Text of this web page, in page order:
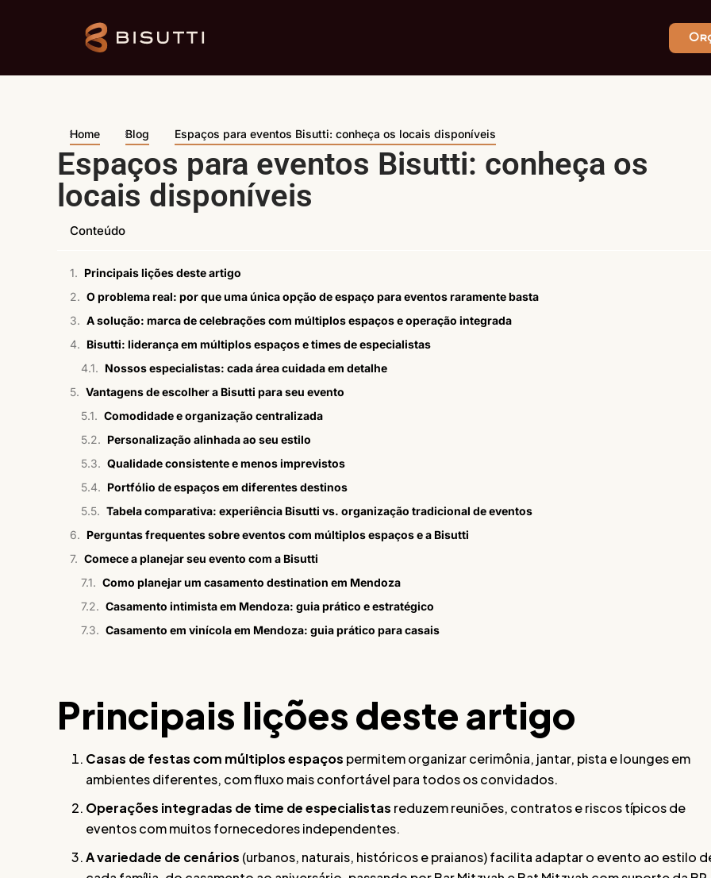
Home Blog Espaços para eventos Bisutti: conheça os locais disponíveis
Espaços para eventos Bisutti: conheça os
locais disponíveis
Conteúdo
Principais lições deste artigo
O problema real: por que uma única opção de espaço para eventos raramente basta
A solução: marca de celebrações com múltiplos espaços e operação integrada
Bisutti: liderança em múltiplos espaços e times de especialistas
Nossos especialistas: cada área cuidada em detalhe
Vantagens de escolher a Bisutti para seu evento
Comodidade e organização centralizada
Personalização alinhada ao seu estilo
Qualidade consistente e menos imprevistos
Portfólio de espaços em diferentes destinos
Tabela comparativa: experiência Bisutti vs. organização tradicional de eventos
Perguntas frequentes sobre eventos com múltiplos espaços e a Bisutti
Comece a planejar seu evento com a Bisutti
Como planejar um casamento destination em Mendoza
Casamento intimista em Mendoza: guia prático e estratégico
Casamento em vinícola em Mendoza: guia prático para casais
Principais lições deste artigo
Casas de festas com múltiplos espaços permitem organizar cerimônia, jantar, pista e lounges em
ambientes diferentes, com fluxo mais confortável para todos os convidados.
Operações integradas de time de especialistas reduzem reuniões, contratos e riscos típicos de
eventos com muitos fornecedores independentes.
A variedade de cenários (urbanos, naturais, históricos e praianos) facilita adaptar o evento ao estilo